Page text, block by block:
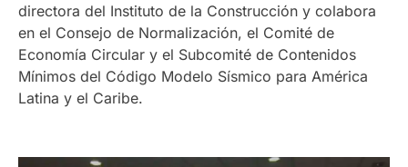
directora del Instituto de la Construcción y colabora
en el Consejo de Normalización, el Comité de
Economía Circular y el Subcomité de Contenidos
Mínimos del Código Modelo Sísmico para América
Latina y el Caribe.